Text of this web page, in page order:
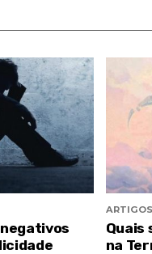
ARTIGOS
Quais
na